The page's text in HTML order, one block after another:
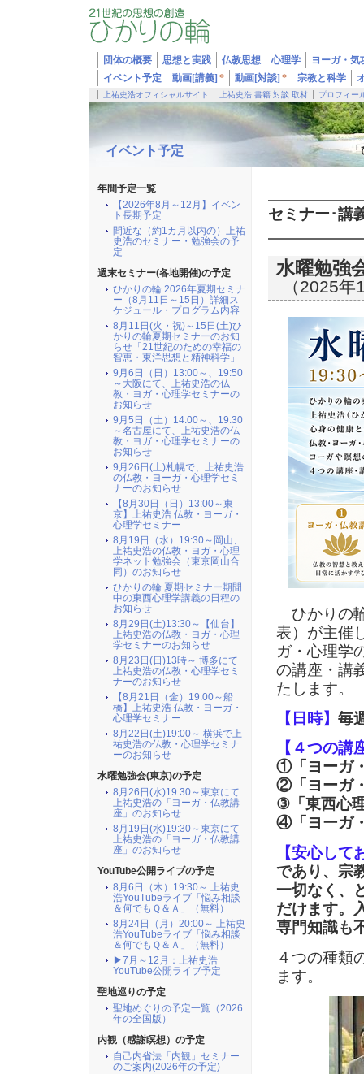
団体の概要 思想と実践 仏教思想 心理学
ヨーガ・気
イベント予定
動画[講義] * 動画[対談] * 宗教と科学
上祐史浩オフィシャルサイト 上祐史浩 書籍 対談 取材 プロフィー
イベント予定 「
セミナー･講
水曜勉強
（2025
ひかりの
表）が主催
ガ・心理学
の講座・講
たします。
【日時】 毎
【４つの講
①「ヨーガ
②「ヨーガ
③「東西心
④「ヨーガ
【安心して
であり、宗
一切なく、
だけます。
専門知識も
４つの種類
ます。
年間予定一覧
【2026年8月～12月】イベン
ト長期予定
間近な（約1カ月以内の）上祐
史浩のセミナー・勉強会の予
定
週末セミナー(各地開催)の予定
ひかりの輪 2026年夏期セミナ
ー（8月11日～15日）詳細ス
ケジュール・プログラム内容
8月11日(火・祝)～15日(土)ひ
かりの輪夏期セミナーのお知
らせ「21世紀のための幸福の
智恵・東洋思想と精神科学」
9月6日（日）13:00～、19:50
～大阪にて、上祐史浩の仏
教・ヨガ・心理学セミナーの
お知らせ
9月5日（土）14:00～、19:30
～名古屋にて、上祐史浩の仏
教・ヨガ・心理学セミナーの
お知らせ
9月26日(土)札幌で、上祐史浩
の仏教・ヨーガ・心理学セミ
ナーのお知らせ
【8月30日（日）13:00～東
京】上祐史浩 仏教・ヨーガ・
心理学セミナー
8月19日（水）19:30～岡山、
上祐史浩の仏教・ヨガ・心理
学ネット勉強会（東京岡山合
同）のお知らせ
ひかりの輪 夏期セミナー期間
中の東西心理学講義の日程の
お知らせ
8月29日(土)13:30～【仙台】
上祐史浩の仏教・ヨガ・心理
学セミナーのお知らせ
8月23日(日)13時～ 博多にて
上祐史浩の仏教・心理学セミ
ナーのお知らせ
【8月21日（金）19:00～船
橋】上祐史浩 仏教・ヨーガ・
心理学セミナー
8月22日(土)19:00～ 横浜で上
祐史浩の仏教・心理学セミナ
ーのお知らせ
水曜勉強会(東京)の予定
8月26日(水)19:30～東京にて
上祐史浩の「ヨーガ・仏教講
座」のお知らせ
8月19日(水)19:30～東京にて
上祐史浩の「ヨーガ・仏教講
座」のお知らせ
YouTube公開ライブの予定
8月6日（木）19:30～ 上祐史
浩YouTubeライブ「悩み相談
＆何でもＱ＆Ａ」（無料）
8月24日（月）20:00～ 上祐史
浩YouTubeライブ「悩み相談
＆何でもＱ＆Ａ」（無料）
▶7月～12月：上祐史浩
YouTube公開ライブ予定
聖地巡りの予定
聖地めぐりの予定一覧（2026
年の全国版）
内観（感謝瞑想）の予定
自己内省法「内観」セミナー
のご案内(2026年の予定)